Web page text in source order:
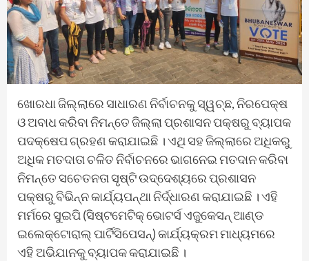
ଖୋରଧା ଜିଲ୍ଲାରେ ସାଧାରଣ ନିର୍ବାଚନକୁ ସ୍ୱଚ୍ଛ, ନିରପେକ୍ଷ
ଓ ଅବାଧ କରିବା ନିମନ୍ତେ ଜିଲ୍ଲା ପ୍ରଶାସନ ପକ୍ଷରୁ ବ୍ୟାପକ
ପଦକ୍ଷେପ ଗ୍ରହଣ କରାଯାଇଛି । ଏଥି ସହ ଜିଲ୍ଲାରେ ଅଧିକରୁ
ଅଧିକ ମତଦାତା ଚଳିତ ନିର୍ବାଚନରେ ଭାଗନେଇ ମତଦାନ କରିବା
ନିମନ୍ତେ ସଚେତନତା ସୃଷ୍ଟି ଉଦ୍ଦେଶ୍ୟରେ ପ୍ରଶାସନ
ପକ୍ଷରୁ ବିଭିନ୍ନ କାର୍ଯ୍ୟପନ୍ଥା ନିର୍ଦ୍ଧାରଣ କରାଯାଇଛି । ଏହି
ମର୍ମରେ ସୁଇପି (ସିଷ୍ଟମେଟିକ୍‌ ଭୋଟର୍ସ ଏଜୁକେସନ୍‌ ଆଣ୍ଡ
ଇଲେକ୍‌ଟୋରାଲ୍‌ ପାର୍ଟିସିପେସନ୍‌) କାର୍ଯ୍ୟକ୍ରମ ମାଧ୍ୟମରେ
ଏହି ଅଭିଯାନକୁ ବ୍ୟାପକ କରାଯାଇଛି ।